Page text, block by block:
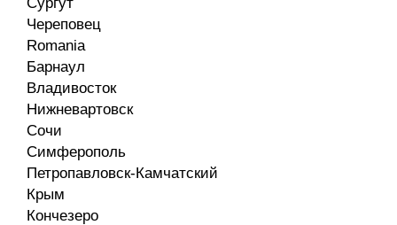
Череповец
Romania
Барнаул
Владивосток
Нижневартовск
Сочи
Симферополь
Петропавловск-Камчатский
Крым
Кончезеро